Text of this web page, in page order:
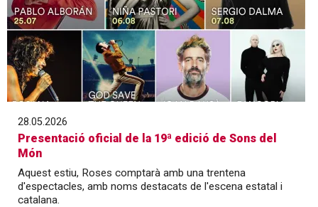
28.05.2026
Presentació oficial de la 19ª edició de Sons del
Món
Aquest estiu, Roses comptarà amb una trentena
d'espectacles, amb noms destacats de l'escena estatal i
catalana.